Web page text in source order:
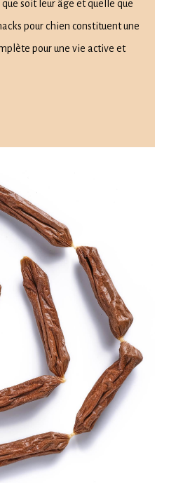
soit leur âge et quelle que
pour chien constituent une
pour une vie active et